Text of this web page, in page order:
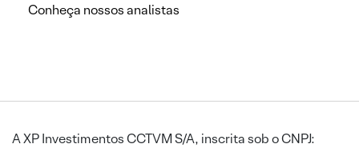
Conheça nossos analistas
A XP Investimentos CCTVM S/A, inscrita sob o CNPJ: